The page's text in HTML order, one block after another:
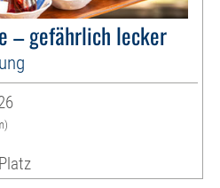
– gefährlich lecker